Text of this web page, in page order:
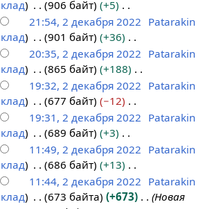
906 байт
+5
21:54, 2 декабря 2022 Patarakin
901 байт
+36
20:35, 2 декабря 2022 Patarakin
865 байт
+188
19:32, 2 декабря 2022 Patarakin
677 байт
−12
19:31, 2 декабря 2022 Patarakin
689 байт
+3
11:49, 2 декабря 2022 Patarakin
686 байт
+13
11:44, 2 декабря 2022 Patarakin
673 байта +673
Новая